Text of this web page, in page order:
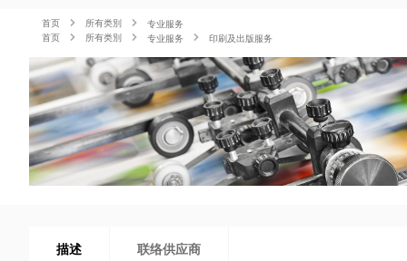
首页 所有类別
专业服务
首页
所有类別 专业服务 印刷及出版服务
描述 联络供应商